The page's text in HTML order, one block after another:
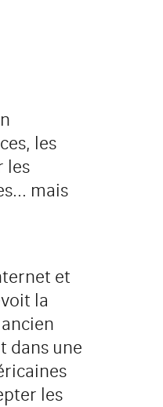
les
les
mais
et
la
dans une
les